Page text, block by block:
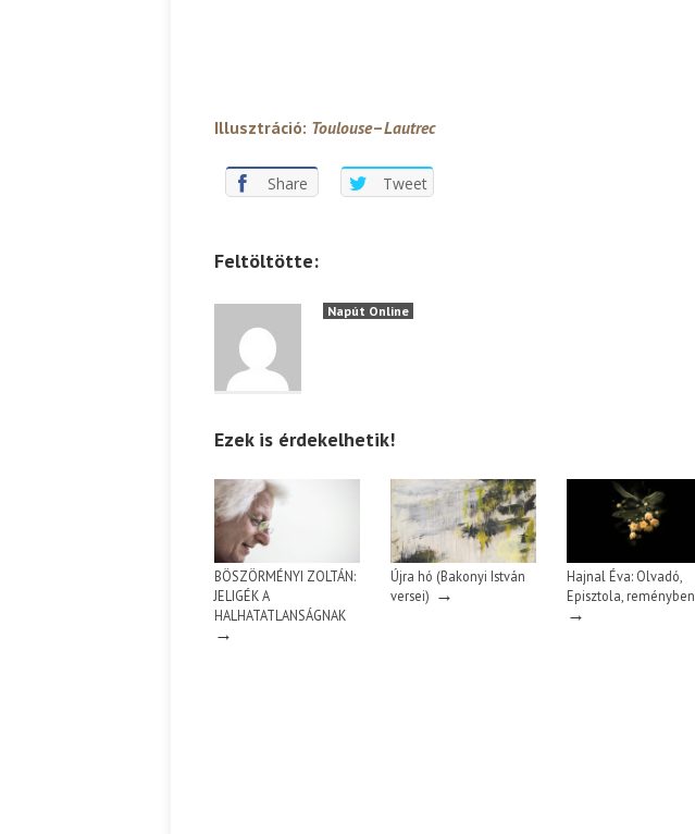
Illusztráció: Toulouse–Lautrec
Share Tweet
Feltöltötte:
Napút Online
Ezek is érdekelhetik!
BÖSZÖRMÉNYI ZOLTÁN:
JELIGÉK A
HALHATATLANSÁGNAK
→
Újra hó (Bakonyi István
versei) →
Hajnal Éva: Olvadó,
Episztola, reményben
→